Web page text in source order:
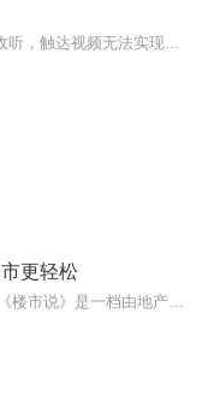
更轻松